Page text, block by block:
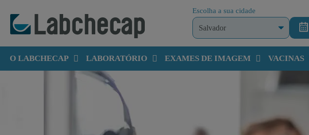
Escolha a sua cidade
O LABCHECAP LABORATÓRIO EXAMES DE IMAGEM VACINAS